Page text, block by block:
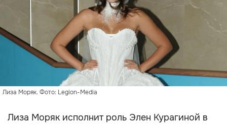
Лиза Моряк. Фото: Legion-Media
Лиза Моряк исполнит роль Элен Курагиной в